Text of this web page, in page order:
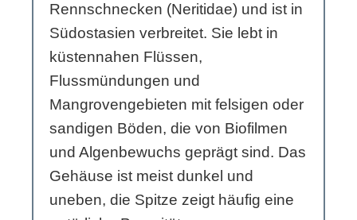
Rennschnecken (Neritidae) und ist in
Südostasien verbreitet. Sie lebt in
küstennahen Flüssen,
Flussmündungen und
Mangrovengebieten mit felsigen oder
sandigen Böden, die von Biofilmen
und Algenbewuchs geprägt sind. Das
Gehäuse ist meist dunkel und
uneben, die Spitze zeigt häufig eine